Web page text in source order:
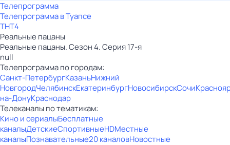
Телепрограмма
Телепрограмма в Туапсе
ТНТ4
Реальные пацаны
Реальные пацаны. Сезон 4. Серия 17-я
null
Телепрограмма по городам:
Санкт-ПетербургКазаньНижний
НовгородЧелябинскЕкатеринбургНовосибирскСочи
на-ДонуКраснодар
Телеканалы по тематикам:
Кино и сериалыБесплатные
каналыДетскиеСпортивныеHDМестные
каналыПознавательные20 каналовНовостные